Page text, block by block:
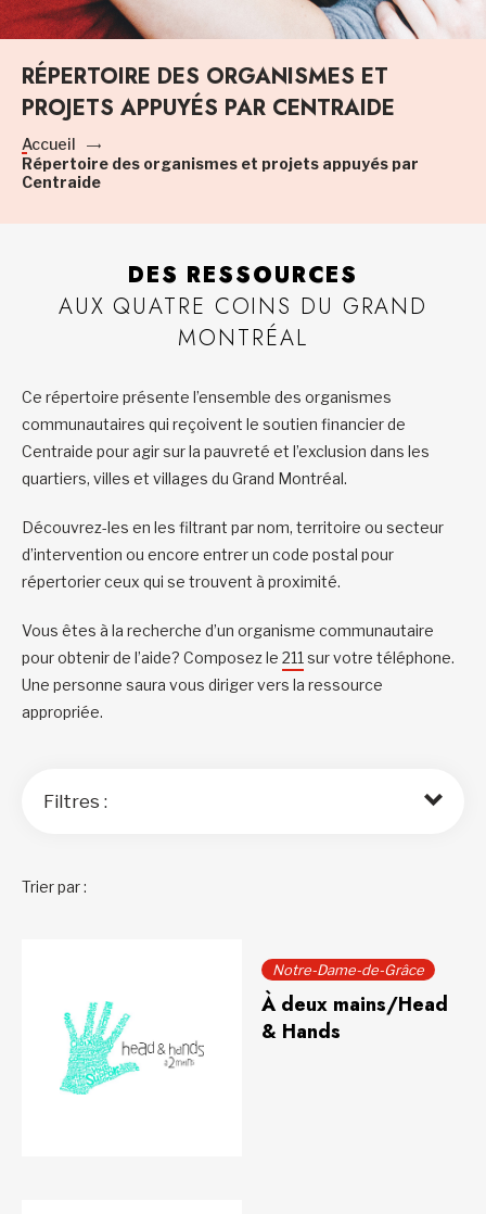
RÉPERTOIRE DES ORGANISMES ET
PROJETS APPUYÉS PAR CENTRAIDE
Accueil
Répertoire des organismes et projets appuyés par
Centraide
DES RESSOURCES
AUX QUATRE COINS DU GRAND
MONTRÉAL
Ce répertoire présente l’ensemble des organismes
communautaires qui reçoivent le soutien financier de
Centraide pour agir sur la pauvreté et l’exclusion dans les
quartiers, villes et villages du Grand Montréal.
Découvrez-les en les filtrant par nom, territoire ou secteur
d’intervention ou encore entrer un code postal pour
répertorier ceux qui se trouvent à proximité.
Vous êtes à la recherche d’un organisme communautaire
pour obtenir de l’aide? Composez le 211 sur votre téléphone.
Une personne saura vous diriger vers la ressource
appropriée.
Filtres :
Trier par :
Notre-Dame-de-Grâce
À deux mains/Head
& Hands